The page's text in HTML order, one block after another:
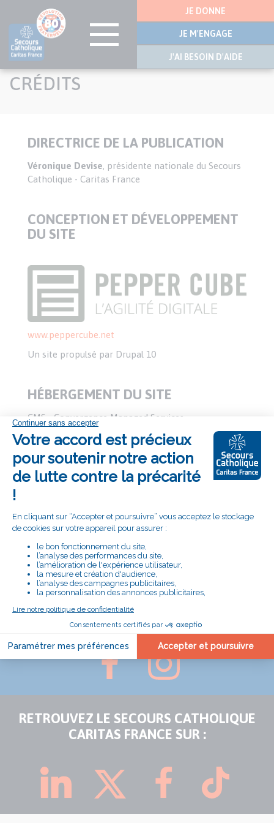
Aller
latérale
JE DONNE
JE M'ENGAGE
J'AI BESOIN D'AIDE
CRÉDITS
Texte
DIRECTRICE DE LA PUBLICATION
Véronique Devise, présidente nationale du Secours
Catholique - Caritas France
CONCEPTION ET DÉVELOPPEMENT
DU SITE
www.peppercube.net
Un site propulsé par Drupal 10
HÉBERGEMENT DU SITE
CMS - Convergence Managed Services
www.cms-france.net
2/4 rue Nieuport, 78140 Vélizy Villacoublay - Tél. : 01
74 07 41 00
SUIVEZ LA DÉLÉGATION TARN-
AVEYRON-LOZÈRE SUR :
RETROUVEZ LE SECOURS CATHOLIQUE
CARITAS FRANCE SUR :